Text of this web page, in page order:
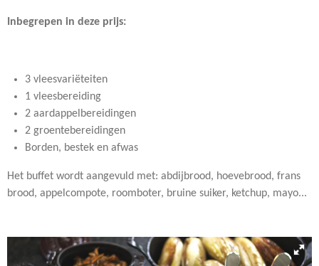
Inbegrepen in deze prijs:
3 vleesvariëteiten
1 vleesbereiding
2 aardappelbereidingen
2 groentebereidingen
Borden, bestek en afwas
Het buffet wordt aangevuld met: abdijbrood, hoevebrood, frans
brood, appelcompote, roomboter, bruine suiker, ketchup, mayo...